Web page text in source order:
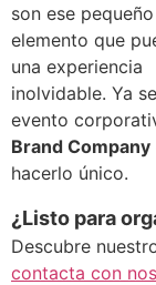
son ese
elemento que
una experiencia
inolvidable. Ya
evento
Brand Company
hacerlo único.
¿Listo para
Descubre
contacta con